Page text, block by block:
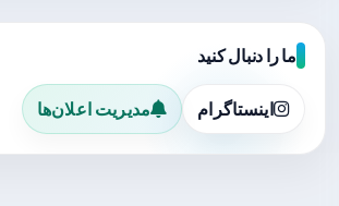
ما را دنبال کنید
اینستاگرام مدیریت اعلان‌ها